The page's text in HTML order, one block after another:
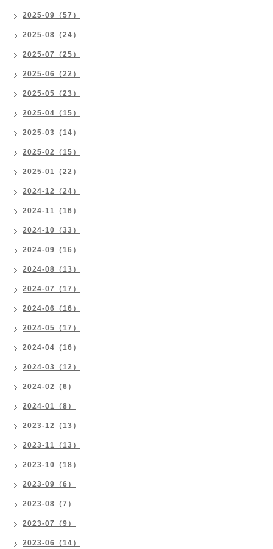
2025-09（57）
2025-08（24）
2025-07（25）
2025-06（22）
2025-05（23）
2025-04（15）
2025-03（14）
2025-02（15）
2025-01（22）
2024-12（24）
2024-11（16）
2024-10（33）
2024-09（16）
2024-08（13）
2024-07（17）
2024-06（16）
2024-05（17）
2024-04（16）
2024-03（12）
2024-02（6）
2024-01（8）
2023-12（13）
2023-11（13）
2023-10（18）
2023-09（6）
2023-08（7）
2023-07（9）
2023-06（14）